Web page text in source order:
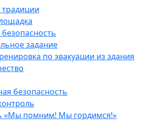
задание
по эвакуации из здания
безопасность
«Мы помним! Мы гордимся!»